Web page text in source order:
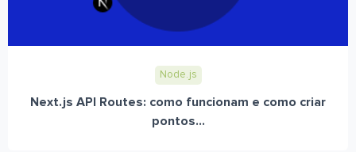
Node.js
Next.js API Routes: como funcionam e como criar
pontos...